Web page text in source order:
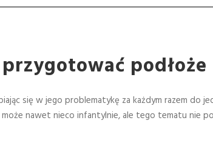
się w jego problematykę za każdym razem do
nawet nieco infantylnie, ale tego tematu nie